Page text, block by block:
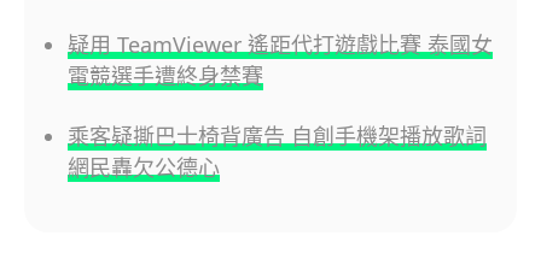
疑用 TeamViewer 遙距代打遊戲比賽 泰國女
電競選手遭終身禁賽
乘客疑撕巴士椅背廣告 自創手機架播放歌詞
網民轟欠公德心